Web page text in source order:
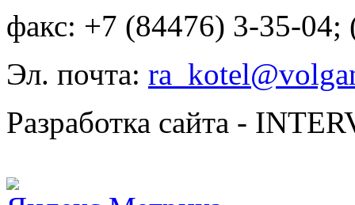
факс: +7 (84476) 3-35-04;
Эл. почта:
Разработка сайта -